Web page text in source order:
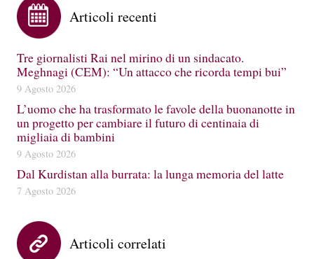
Articoli recenti
Tre giornalisti Rai nel mirino di un sindacato.
Meghnagi (CEM): “Un attacco che ricorda tempi bui”
9 Agosto 2026
L’uomo che ha trasformato le favole della buonanotte in
un progetto per cambiare il futuro di centinaia di
migliaia di bambini
9 Agosto 2026
Dal Kurdistan alla burrata: la lunga memoria del latte
7 Agosto 2026
Articoli correlati